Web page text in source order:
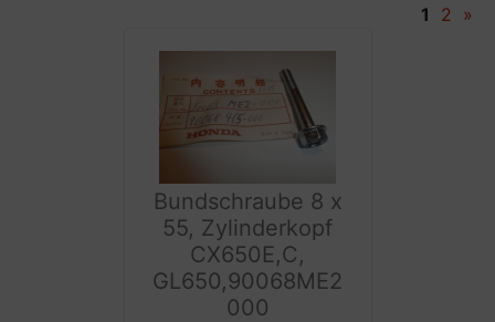
1
2 »
Bundschraube 8 x
55, Zylinderkopf
CX650E,C,
GL650,90068ME2
000